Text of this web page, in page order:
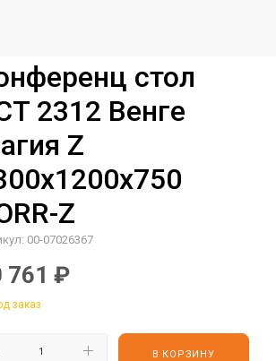
стол
2312 Венге
Z
Z
00-07026367
761 ₽
заказ
В КОРЗИНУ